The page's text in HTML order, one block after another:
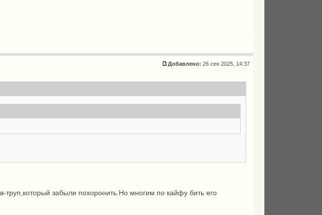
Добавлено: 26 сен 2025, 14:37
забыли похоронить.Но многим по кайфу бить его